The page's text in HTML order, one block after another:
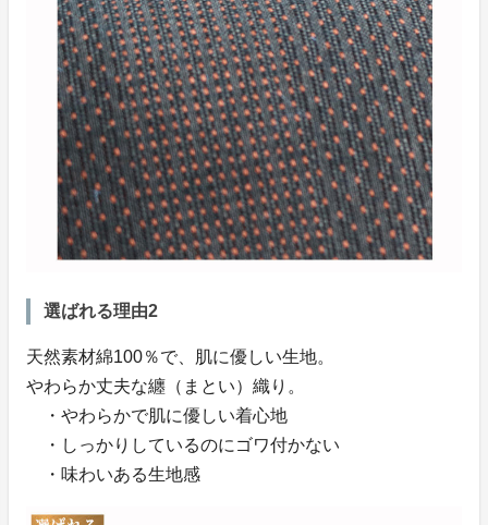
選ばれる理由2
天然素材綿100％で、肌に優しい生地。
やわらか丈夫な纏（まとい）織り。
・やわらかで肌に優しい着心地
・しっかりしているのにゴワ付かない
・味わいある生地感